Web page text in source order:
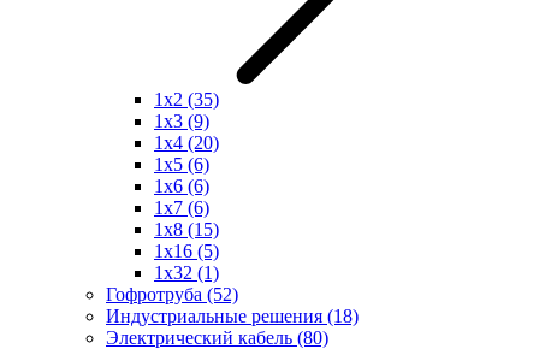
1x2 (35)
1x3 (9)
1x4 (20)
1x5 (6)
1x6 (6)
1x7 (6)
1x8 (15)
1x16 (5)
1x32 (1)
Гофротруба (52)
Индустриальные решения (18)
Электрический кабель (80)